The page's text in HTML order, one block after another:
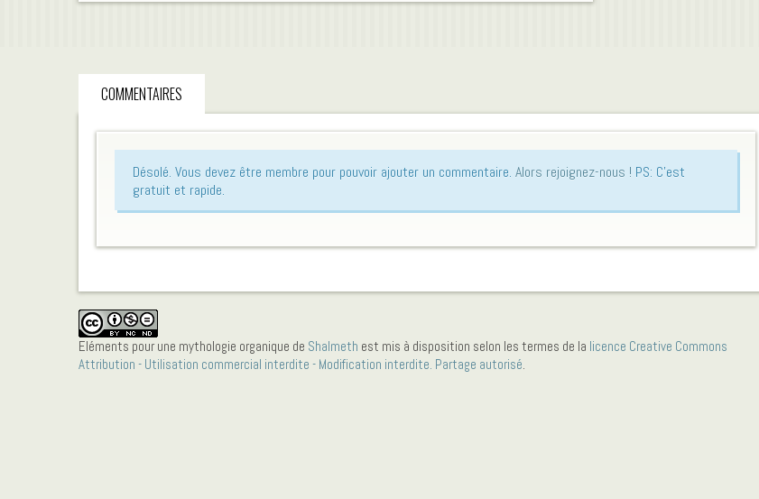
COMMENTAIRES
Désolé. Vous devez être membre pour pouvoir ajouter un commentaire. Alors rejoignez-nous ! PS: C'est
gratuit et rapide.
Eléments pour une mythologie organique de Shalmeth est mis à disposition selon les termes de la licence Creative Commons
Attribution - Utilisation commercial interdite - Modification interdite. Partage autorisé